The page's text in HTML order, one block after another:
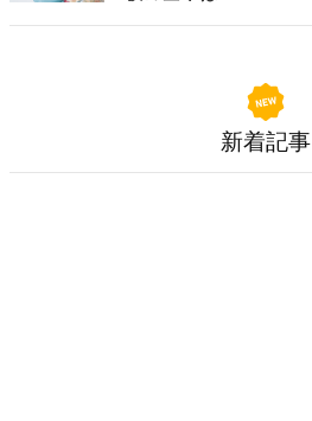
新着記事